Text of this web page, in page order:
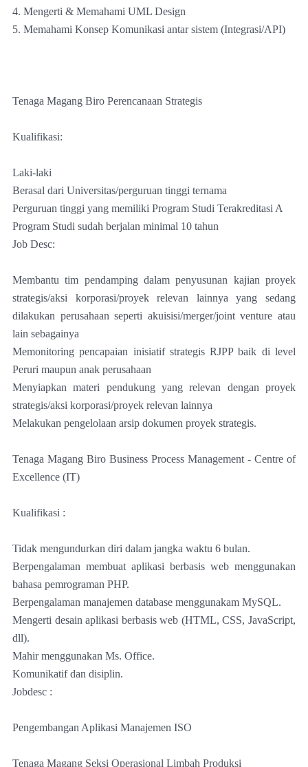
4. Mengerti & Memahami UML Design
5. Memahami Konsep Komunikasi antar sistem (Integrasi/API)
Tenaga Magang Biro Perencanaan Strategis
Kualifikasi:
Laki-laki
Berasal dari Universitas/perguruan tinggi ternama
Perguruan tinggi yang memiliki Program Studi Terakreditasi A
Program Studi sudah berjalan minimal 10 tahun
Job Desc:
Membantu tim pendamping dalam penyusunan kajian proyek
strategis/aksi korporasi/proyek relevan lainnya yang sedang
dilakukan perusahaan seperti akuisisi/merger/joint venture atau
lain sebagainya
Memonitoring pencapaian inisiatif strategis RJPP baik di level
Peruri maupun anak perusahaan
Menyiapkan materi pendukung yang relevan dengan proyek
strategis/aksi korporasi/proyek relevan lainnya
Melakukan pengelolaan arsip dokumen proyek strategis.
Tenaga Magang Biro Business Process Management - Centre of
Excellence (IT)
Kualifikasi :
Tidak mengundurkan diri dalam jangka waktu 6 bulan.
Berpengalaman membuat aplikasi berbasis web menggunakan
bahasa pemrograman PHP.
Berpengalaman manajemen database menggunakam MySQL.
Mengerti desain aplikasi berbasis web (HTML, CSS, JavaScript,
dll).
Mahir menggunakan Ms. Office.
Komunikatif dan disiplin.
Jobdesc :
Pengembangan Aplikasi Manajemen ISO
Tenaga Magang Seksi Operasional Limbah Produksi